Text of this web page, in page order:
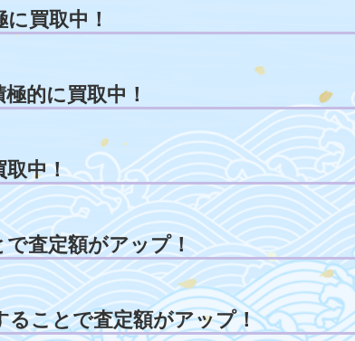
買取中！
的に買取中！
中！
査定額がアップ！
ことで査定額がアップ！